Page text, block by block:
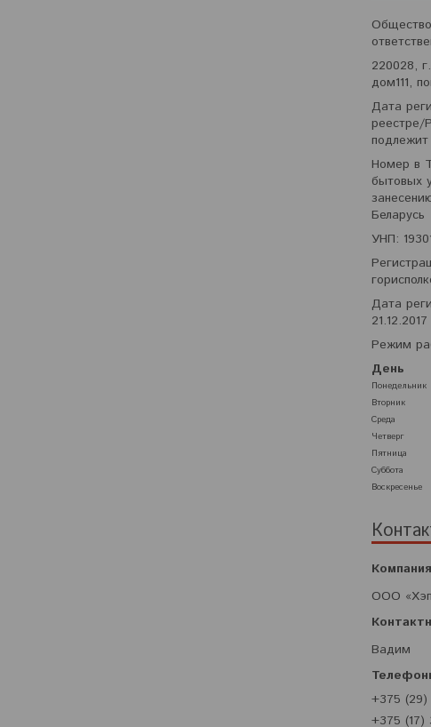
220028,
дом111,
Дата
реестре/
Номер в
бытовых
Беларусь
УНП:
Дата
21.12.2017
Режим
День
Понедельник
Вторник
Среда
Четверг
Пятница
Суббота
Воскресенье
ООО
Вадим
+375 (29)
+375 (17)